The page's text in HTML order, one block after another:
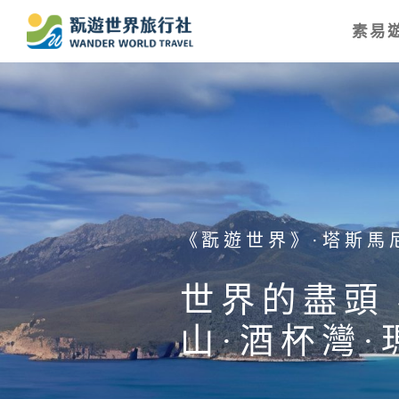
素易
《翫遊世界》·塔斯馬
世界的盡頭
山·酒杯灣·